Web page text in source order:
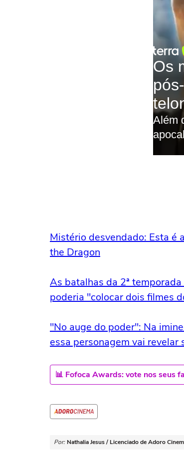
Mistério desvendado: Esta é
the Dragon
As batalhas da 2ª
poderia "colocar dois filmes
"No auge do poder": Na
essa personagem vai revelar
📊 Fofoca Awards: vote nos seus
Por: Nathalia Jesus / Licenciado de Adoro